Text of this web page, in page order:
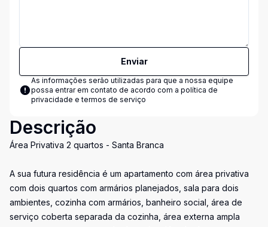
Enviar
As informações serão utilizadas para que a nossa equipe
possa entrar em contato de acordo com a política de
privacidade e termos de serviço
Descrição
Área Privativa 2 quartos - Santa Branca
A sua futura residência é um apartamento com área privativa
com dois quartos com armários planejados, sala para dois
ambientes, cozinha com armários, banheiro social, área de
serviço coberta separada da cozinha, área externa ampla